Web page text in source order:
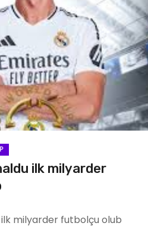
ilk milyarder
ilk milyarder futbolçu olub